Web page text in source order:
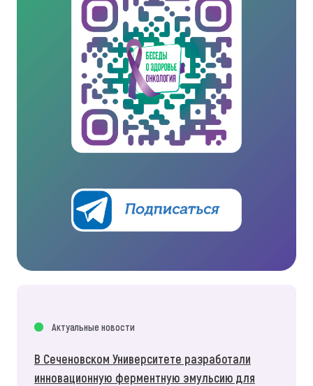
Актуальные новости
В Сеченовском Университете разработали
инновационную ферментную эмульсию для